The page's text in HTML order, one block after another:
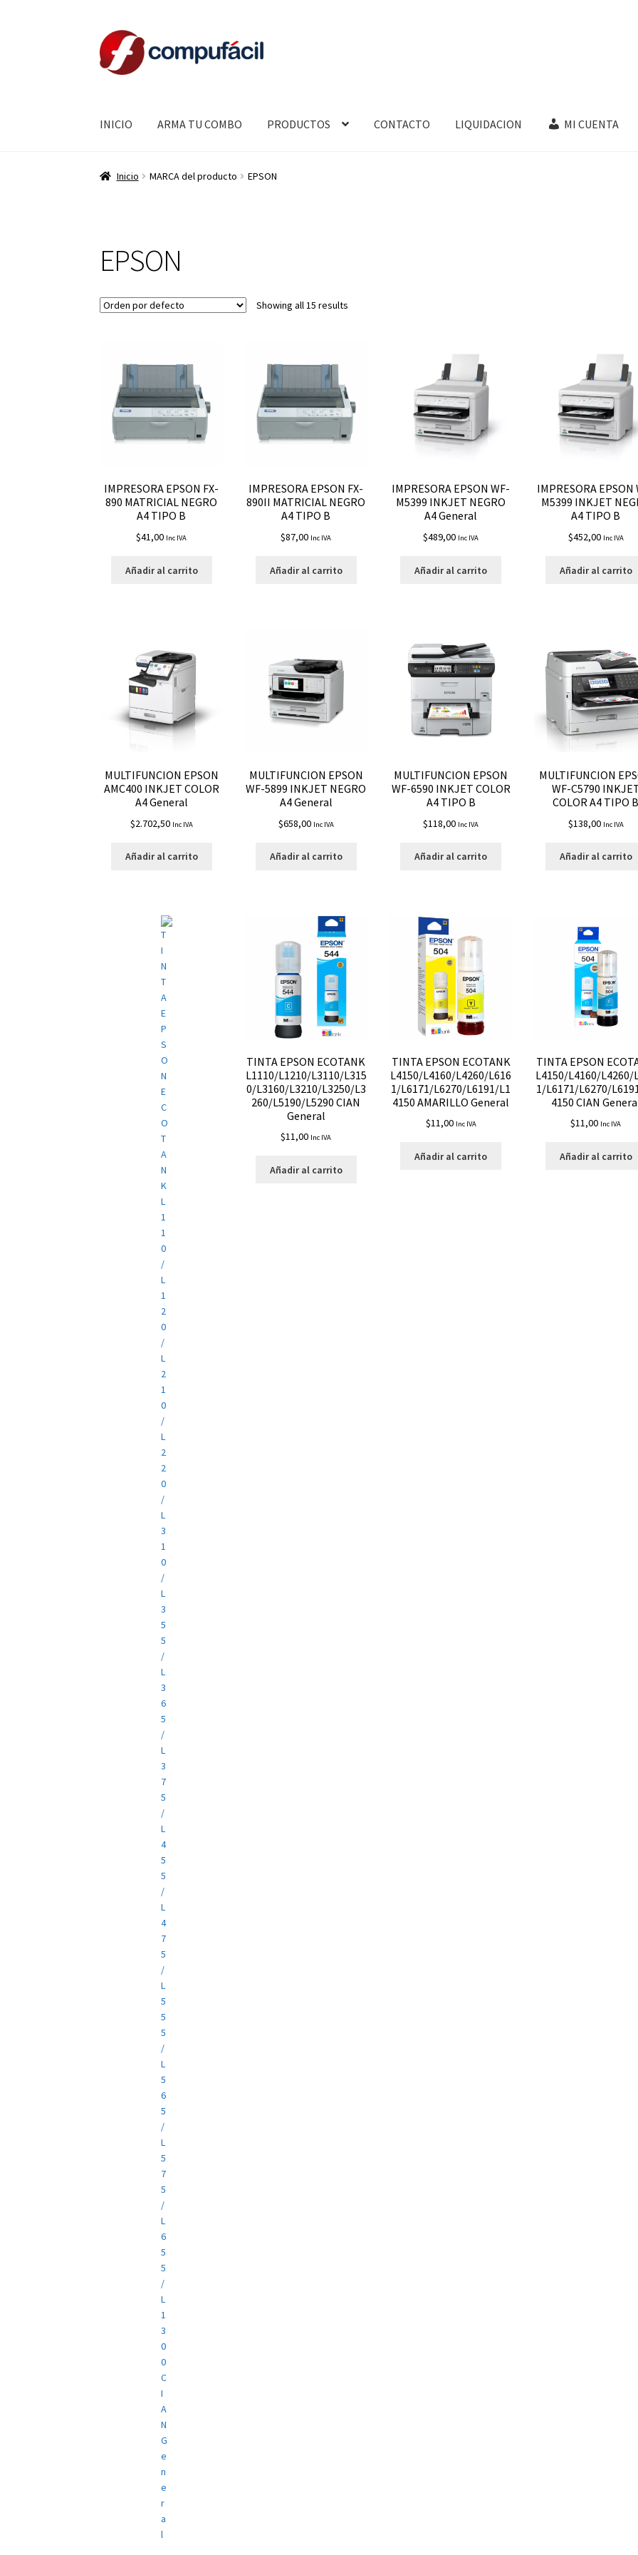
Ir
a
la
Ir
al
contenido
INICIO ARMA TU COMBO PRODUCTOS CONTACTO LIQUIDACION MI CUENTA
Inicio MARCA del producto EPSON
EPSON
Showing all 15 results
IMPRESORA EPSON FX-
890 MATRICIAL NEGRO
A4 TIPO B
$41,00 Inc IVA
Añadir al carrito
IMPRESORA EPSON FX-
890II MATRICIAL NEGRO
A4 TIPO B
$87,00 Inc IVA
Añadir al carrito
IMPRESORA EPSON WF-
M5399 INKJET NEGRO
A4 General
$489,00 Inc IVA
Añadir al carrito
IMPRESORA EPSON
M5399 INKJET
A4 TIPO B
$452,00 Inc IVA
Añadir al carrito
MULTIFUNCION EPSON
AMC400 INKJET COLOR
A4 General
$2.702,50 Inc IVA
Añadir al carrito
MULTIFUNCION EPSON
WF-5899 INKJET NEGRO
A4 General
$658,00 Inc IVA
Añadir al carrito
MULTIFUNCION EPSON
WF-6590 INKJET COLOR
A4 TIPO B
$118,00 Inc IVA
Añadir al carrito
MULTIFUNCION
WF-C5790
COLOR A4 TIPO B
$138,00 Inc IVA
Añadir al carrito
TINTA EPSON ECOTANK
L1110/L1210/L3110/L315
0/L3160/L3210/L3250/L3
260/L5190/L5290 CIAN
General
$11,00 Inc IVA
Añadir al carrito
TINTA EPSON ECOTANK
L4150/L4160/L4260/L616
1/L6171/L6270/L6191/L1
4150 AMARILLO General
$11,00 Inc IVA
Añadir al carrito
TINTA EPSON
L4150/L4160/L4260/
1/L6171/L6270/
4150 CIAN
$11,00 Inc IVA
Añadir al carrito